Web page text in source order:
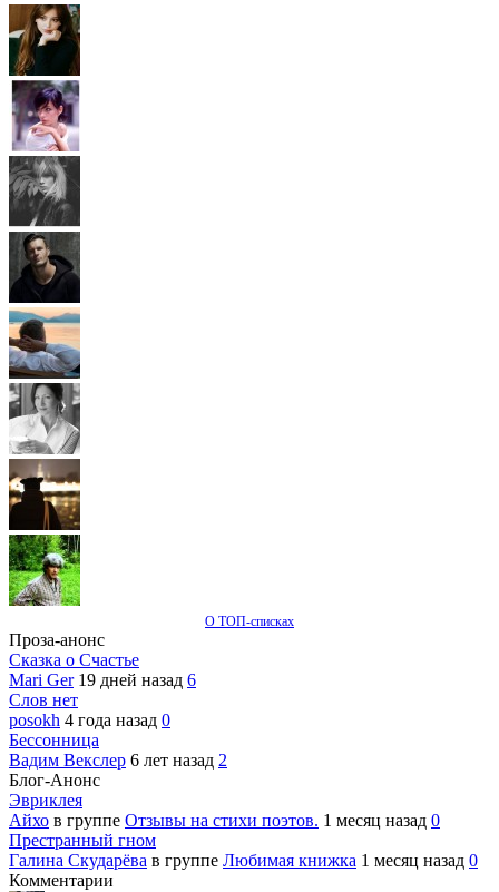
О ТОП-списках
Проза-анонс
Сказка о Счастье
Mari Ger 19 дней назад 6
Слов нет
posokh 4 года назад 0
Бессонница
Вадим Векслер 6 лет назад 2
Блог-Анонс
Эвриклея
Айхо в группе Отзывы на стихи поэтов. 1 месяц назад 0
Престранный гном
Галина Скударёва в группе Любимая книжка 1 месяц назад 0
Комментарии